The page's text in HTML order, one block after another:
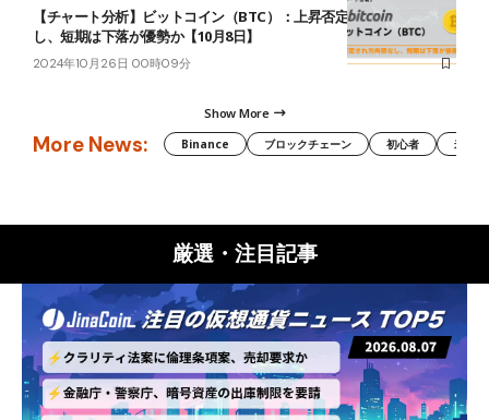
【チャート分析】ビットコイン（BTC）：上昇否定され方向感な
し、短期は下落が優勢か【10月8日】
2024年10月26日 00時09分
Show More
More News: Binance ブロックチェーン 初心者 米国
厳選・注目記事